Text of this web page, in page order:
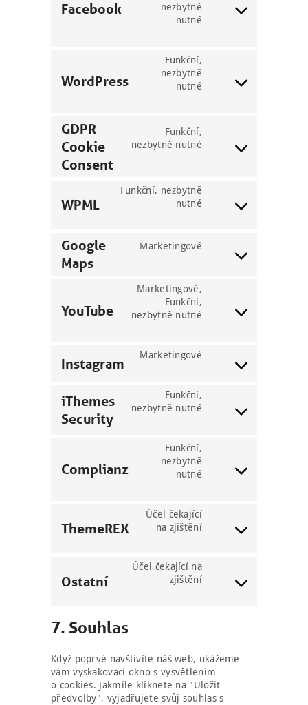
analytics
Facebook
nezbytně
nutné
Consent
WordPress
Funkční,
nezbytně
nutné
Consent
GDPR
Cookie
Consent
Funkční,
nezbytně nutné
Consent
cookie-
WPML
Funkční, nezbytně
nutné
Consent
wpml
Google
Maps
Marketingové
Consent
maps
YouTube
Marketingové,
Funkční,
nezbytně nutné
Consent
Instagram
Marketingové
Consent
instagram
iThemes
Security
Funkční,
nezbytně nutné
Consent
security
Complianz
Funkční,
nezbytně
nutné
Consent
ThemeREX
Účel čekající
na zjištění
Consent
Ostatní
Účel čekající na
zjištění
Consent
7. Souhlas
Když poprvé navštívíte náš web, ukážeme
vám vyskakovací okno s vysvětlením
o cookies. Jakmile kliknete na "Uložit
předvolby", vyjadřujete svůj souhlas s